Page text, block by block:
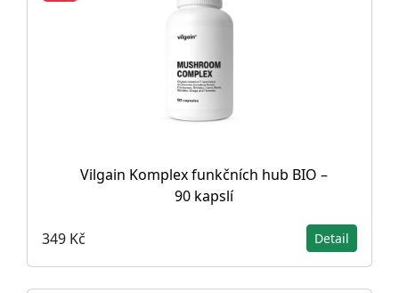
Vilgain Komplex funkčních hub BIO –
90 kapslí
349 Kč Detail